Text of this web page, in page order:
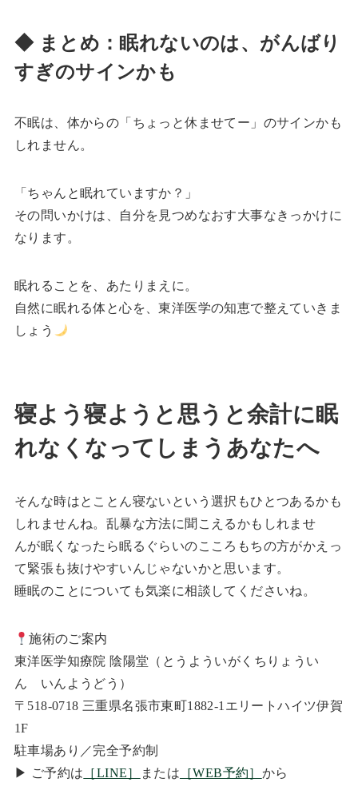
◆ まとめ：眠れないのは、がんばり
すぎのサインかも
不眠は、体からの「ちょっと休ませてー」のサインかも
しれません。
「ちゃんと眠れていますか？」
その問いかけは、自分を見つめなおす大事なきっかけに
なります。
眠れることを、あたりまえに。
自然に眠れる体と心を、東洋医学の知恵で整えていきま
しょう
寝よう寝ようと思うと余計に眠
れなくなってしまうあなたへ
そんな時はとことん寝ないという選択もひとつあるかも
しれませんね。乱暴な方法に聞こえるかもしれませ
んが眠くなったら眠るぐらいのこころもちの方がかえっ
て緊張も抜けやすいんじゃないかと思います。
睡眠のことについても気楽に相談してくださいね。
施術のご案内
東洋医学知療院 陰陽堂（とうよういがくちりょうい
ん いんようどう）
〒518-0718 三重県名張市東町1882-1エリートハイツ伊賀
1F
駐車場あり／完全予約制
▶ ご予約は ［LINE］ または ［WEB予約］ から